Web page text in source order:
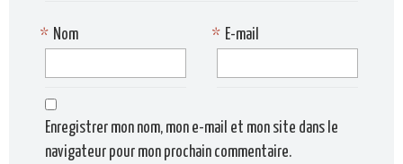
Nom
* E-mail
*
Enregistrer mon nom, mon e-mail et mon site dans le
navigateur pour mon prochain commentaire.